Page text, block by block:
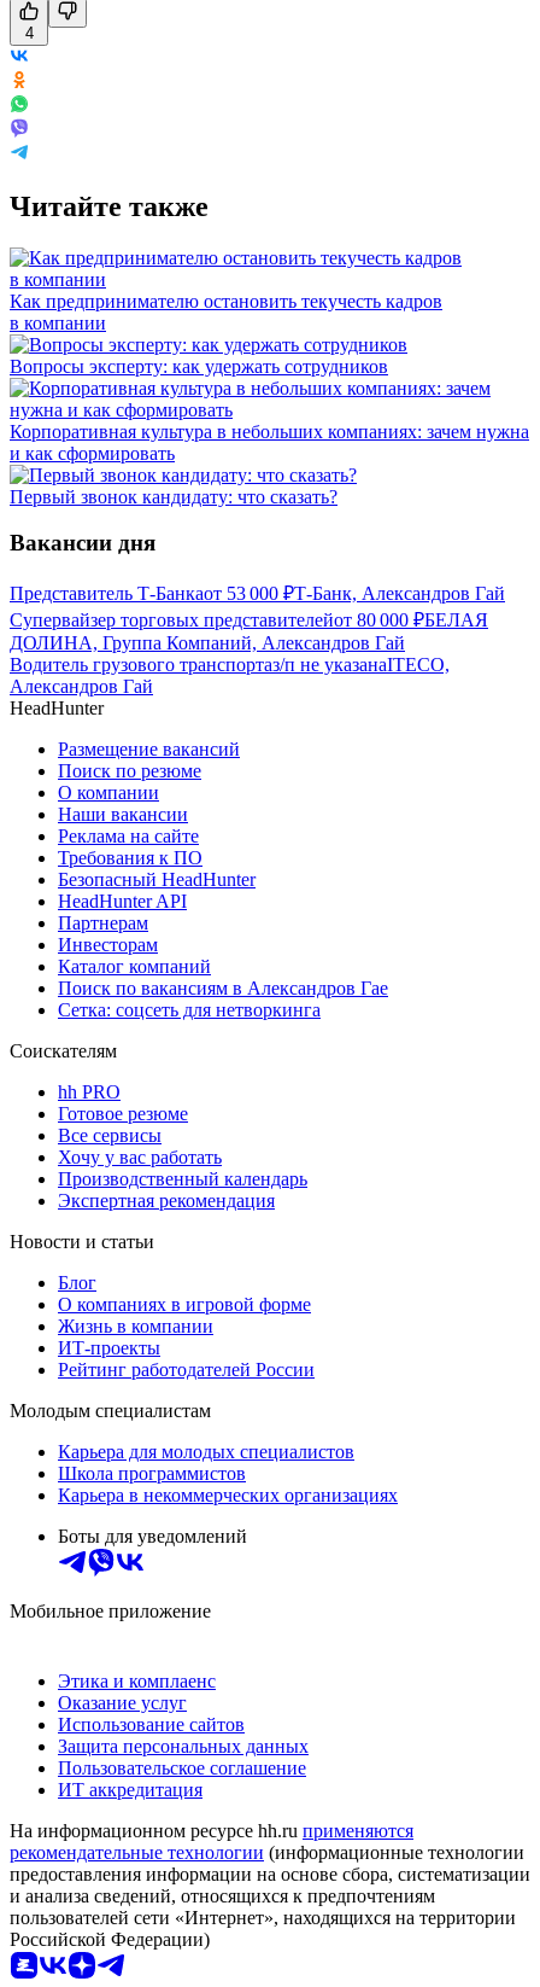
4
Читайте также
Как предпринимателю остановить текучесть кадров
в компании
Вопросы эксперту: как удержать сотрудников
Корпоративная культура в небольших компаниях: зачем нужна
и как сформировать
Первый звонок кандидату: что сказать?
Вакансии дня
Представитель Т-Банкаот 53 000 ₽Т-Банк, Александров Гай
Супервайзер торговых представителейот 80 000 ₽БЕЛАЯ
ДОЛИНА, Группа Компаний, Александров Гай
Водитель грузового транспортаз/п не указанаITECO,
Александров Гай
HeadHunter
Размещение вакансий
Поиск по резюме
О компании
Наши вакансии
Реклама на сайте
Требования к ПО
Безопасный HeadHunter
HeadHunter API
Партнерам
Инвесторам
Каталог компаний
Поиск по вакансиям в Александров Гае
Сетка: соцсеть для нетворкинга
Соискателям
hh PRO
Готовое резюме
Все сервисы
Хочу у вас работать
Производственный календарь
Экспертная рекомендация
Новости и статьи
Блог
О компаниях в игровой форме
Жизнь в компании
ИТ-проекты
Рейтинг работодателей России
Молодым специалистам
Карьера для молодых специалистов
Школа программистов
Карьера в некоммерческих организациях
Боты для уведомлений
Мобильное приложение
Этика и комплаенс
Оказание услуг
Использование сайтов
Защита персональных данных
Пользовательское соглашение
ИТ аккредитация
На информационном ресурсе hh.ru применяются
рекомендательные технологии (информационные технологии
предоставления информации на основе сбора, систематизации
и анализа сведений, относящихся к предпочтениям
пользователей сети «Интернет», находящихся на территории
Российской Федерации)